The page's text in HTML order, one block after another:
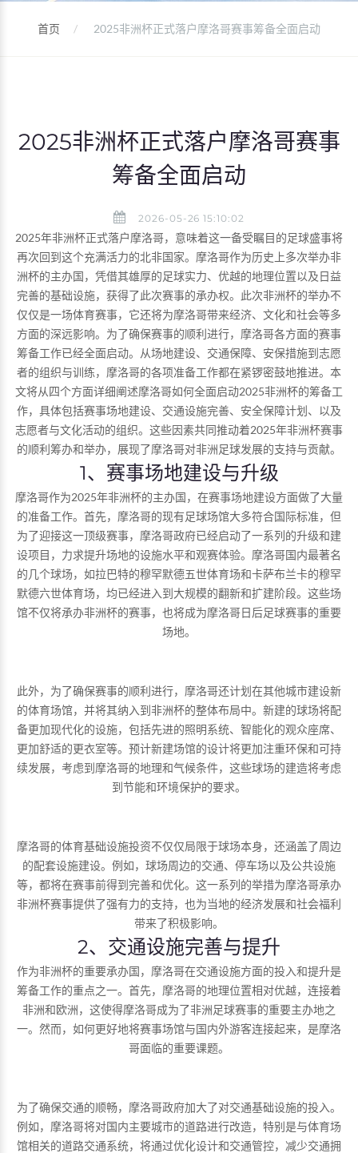
首页 2025非洲杯正式落户摩洛哥赛事筹备全面启动
2025非洲杯正式落户摩洛哥赛事
筹备全面启动
2026-05-26 15:10:02
2025年非洲杯正式落户摩洛哥，意味着这一备受瞩目的足球盛事将
再次回到这个充满活力的北非国家。摩洛哥作为历史上多次举办非
洲杯的主办国，凭借其雄厚的足球实力、优越的地理位置以及日益
完善的基础设施，获得了此次赛事的承办权。此次非洲杯的举办不
仅仅是一场体育赛事，它还将为摩洛哥带来经济、文化和社会等多
方面的深远影响。为了确保赛事的顺利进行，摩洛哥各方面的赛事
筹备工作已经全面启动。从场地建设、交通保障、安保措施到志愿
者的组织与训练，摩洛哥的各项准备工作都在紧锣密鼓地推进。本
文将从四个方面详细阐述摩洛哥如何全面启动2025非洲杯的筹备工
作，具体包括赛事场地建设、交通设施完善、安全保障计划、以及
志愿者与文化活动的组织。这些因素共同推动着2025年非洲杯赛事
的顺利筹办和举办，展现了摩洛哥对非洲足球发展的支持与贡献。
1、赛事场地建设与升级
摩洛哥作为2025年非洲杯的主办国，在赛事场地建设方面做了大量
的准备工作。首先，摩洛哥的现有足球场馆大多符合国际标准，但
为了迎接这一顶级赛事，摩洛哥政府已经启动了一系列的升级和建
设项目，力求提升场地的设施水平和观赛体验。摩洛哥国内最著名
的几个球场，如拉巴特的穆罕默德五世体育场和卡萨布兰卡的穆罕
默德六世体育场，均已经进入到大规模的翻新和扩建阶段。这些场
馆不仅将承办非洲杯的赛事，也将成为摩洛哥日后足球赛事的重要
场地。
此外，为了确保赛事的顺利进行，摩洛哥还计划在其他城市建设新
的体育场馆，并将其纳入到非洲杯的整体布局中。新建的球场将配
备更加现代化的设施，包括先进的照明系统、智能化的观众座席、
更加舒适的更衣室等。预计新建场馆的设计将更加注重环保和可持
续发展，考虑到摩洛哥的地理和气候条件，这些球场的建造将考虑
到节能和环境保护的要求。
摩洛哥的体育基础设施投资不仅仅局限于球场本身，还涵盖了周边
的配套设施建设。例如，球场周边的交通、停车场以及公共设施
等，都将在赛事前得到完善和优化。这一系列的举措为摩洛哥承办
非洲杯赛事提供了强有力的支持，也为当地的经济发展和社会福利
带来了积极影响。
2、交通设施完善与提升
作为非洲杯的重要承办国，摩洛哥在交通设施方面的投入和提升是
筹备工作的重点之一。首先，摩洛哥的地理位置相对优越，连接着
非洲和欧洲，这使得摩洛哥成为了非洲足球赛事的重要主办地之
一。然而，如何更好地将赛事场馆与国内外游客连接起来，是摩洛
哥面临的重要课题。
为了确保交通的顺畅，摩洛哥政府加大了对交通基础设施的投入。
例如，摩洛哥将对国内主要城市的道路进行改造，特别是与体育场
馆相关的道路交通系统，将通过优化设计和交通管控，减少交通拥